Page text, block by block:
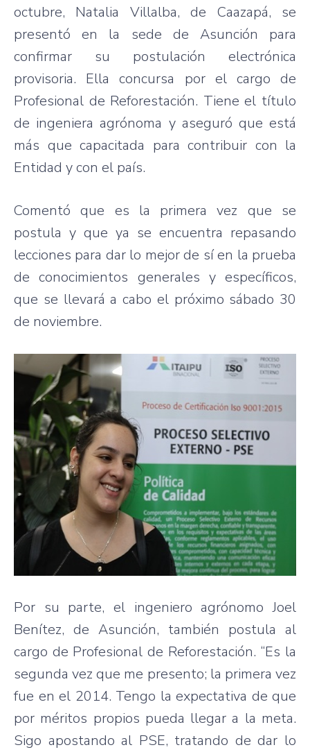
octubre, Natalia Villalba, de Caazapá, se
presentó en la sede de Asunción para
confirmar su postulación electrónica
provisoria. Ella concursa por el cargo de
Profesional de Reforestación. Tiene el título
de ingeniera agrónoma y aseguró que está
más que capacitada para contribuir con la
Entidad y con el país.
Comentó que es la primera vez que se
postula y que ya se encuentra repasando
lecciones para dar lo mejor de sí en la prueba
de conocimientos generales y específicos,
que se llevará a cabo el próximo sábado 30
de noviembre.
Por su parte, el ingeniero agrónomo Joel
Benítez, de Asunción, también postula al
cargo de Profesional de Reforestación. “Es la
segunda vez que me presento; la primera vez
fue en el 2014. Tengo la expectativa de que
por méritos propios pueda llegar a la meta.
Sigo apostando al PSE, tratando de dar lo